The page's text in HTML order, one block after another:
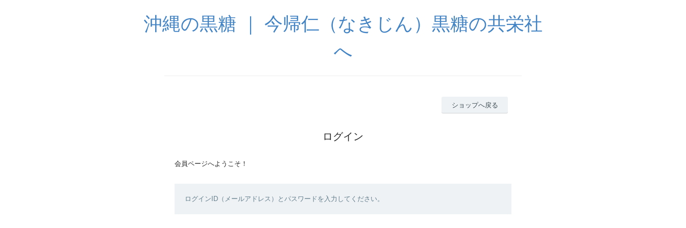
沖縄の黒糖 ｜ 今帰仁（なきじん）黒糖の共栄社
へ
ショップへ戻る
ログイン
会員ページへようこそ！
ログインID（メールアドレス）とパスワードを入力してください。